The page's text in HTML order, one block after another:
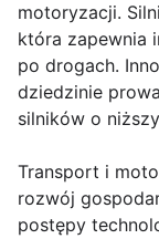
motoryzacji.
która zapewnia
po drogach.
dziedzinie
silników o
Transport i
rozwój
postępy